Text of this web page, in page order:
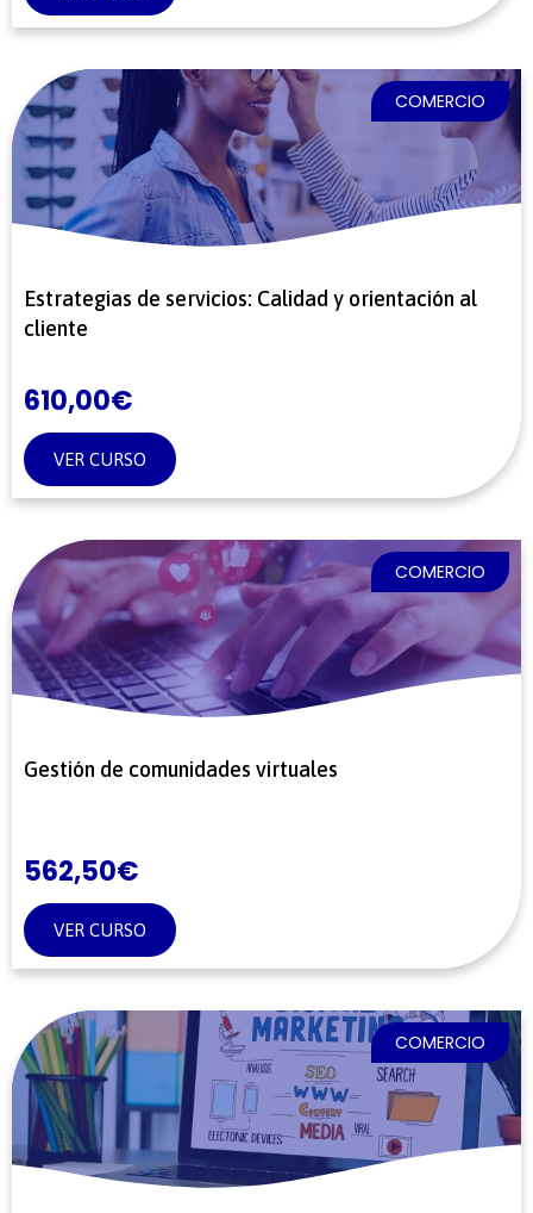
COMERCIO
Estrategias de servicios: Calidad y orientación al
cliente
610,00€
VER CURSO
COMERCIO
Gestión de comunidades virtuales
562,50€
VER CURSO
COMERCIO